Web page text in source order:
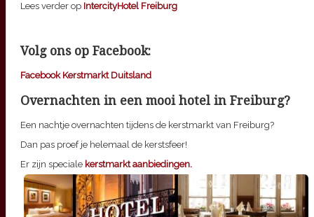
Lees verder op IntercityHotel Freiburg
Volg ons op Facebook:
Facebook Kerstmarkt Duitsland
Overnachten in een mooi hotel in Freiburg?
Een nachtje overnachten tijdens de kerstmarkt van Freiburg?
Dan pas proef je helemaal de kerstsfeer!
Er zijn speciale kerstmarkt aanbiedingen.